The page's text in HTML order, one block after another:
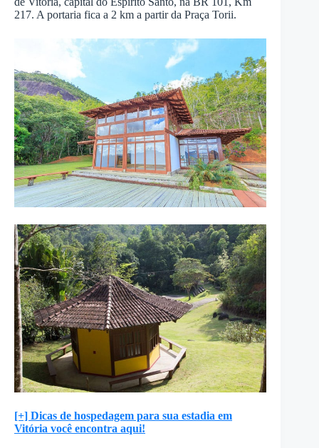
217. A portaria fica a 2 km a partir da Praça Torii.
[+] Dicas de hospedagem para sua estadia em
Vitória você encontra aqui!